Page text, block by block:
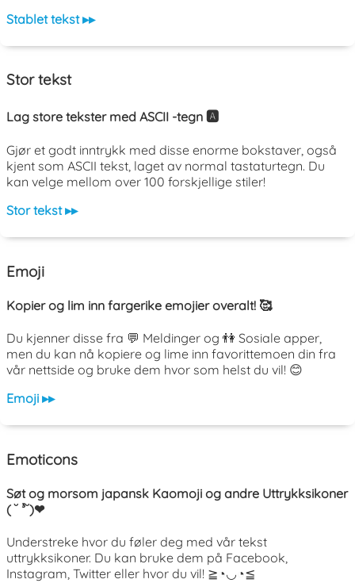
Stablet tekst ▸▸
Stor tekst
Lag store tekster med ASCII -tegn 🅰️
Gjør et godt inntrykk med disse enorme bokstaver, også
kjent som ASCII tekst, laget av normal tastaturtegn. Du
kan velge mellom over 100 forskjellige stiler!
Stor tekst ▸▸
Emoji
Kopier og lim inn fargerike emojier overalt! 🥰
Du kjenner disse fra 💬 Meldinger og 👫 Sosiale apper,
men du kan nå kopiere og lime inn favorittemoen din fra
vår nettside og bruke dem hvor som helst du vil! 😊
Emoji ▸▸
Emoticons
Søt og morsom japansk Kaomoji og andre Uttrykksikoner
( ˘ ³˘)❤
Understreke hvor du føler deg med vår tekst
uttrykksikoner. Du kan bruke dem på Facebook,
Instagram, Twitter eller hvor du vil! ≧◔◡◔≦